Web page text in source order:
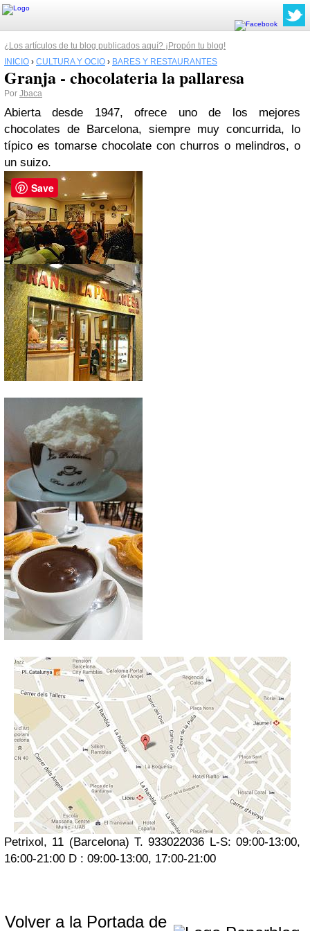
¿Los artículos de tu blog publicados aquí? ¡Propón tu blog!
INICIO › CULTURA Y OCIO › BARES Y RESTAURANTES
Granja - chocolateria la pallaresa
Por Jbaca
Abierta desde 1947, ofrece uno de los mejores
chocolates de Barcelona, siempre muy concurrida, lo
típico es tomarse chocolate con churros o melindros, o
un suizo.
Petrixol, 11 (Barcelona) T. 933022036 L-S: 09:00-13:00,
16:00-21:00 D : 09:00-13:00, 17:00-21:00
Volver a la Portada de
Save